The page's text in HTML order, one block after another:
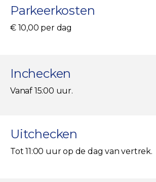
Parkeerkosten
€ 10,00 per dag
Inchecken
Vanaf 15:00 uur.
Uitchecken
Tot 11:00 uur op de dag van vertrek.